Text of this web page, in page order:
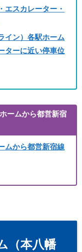
エスカレーター・
イン）各駅ホーム
ターに近い停車位
ームから都営新宿
ムから都営新宿線
（本八幡